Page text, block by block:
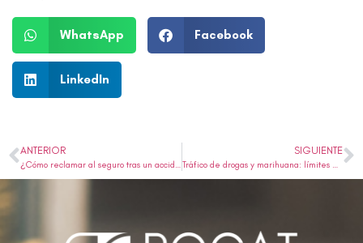
WhatsApp Facebook
LinkedIn
ANTERIOR SIGUIENTE